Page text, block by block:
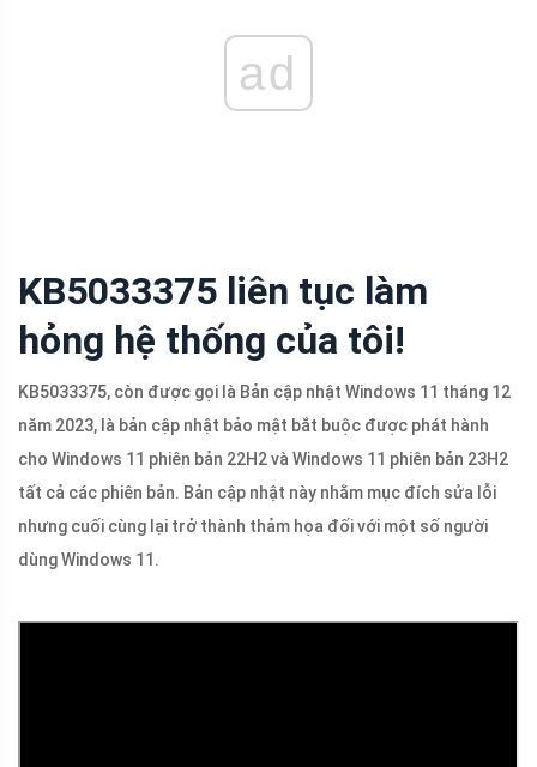
ad
KB5033375 liên tục làm
hỏng hệ thống của tôi!
KB5033375, còn được gọi là Bản cập nhật Windows 11 tháng 12
năm 2023, là bản cập nhật bảo mật bắt buộc được phát hành
cho Windows 11 phiên bản 22H2 và Windows 11 phiên bản 23H2
tất cả các phiên bản. Bản cập nhật này nhằm mục đích sửa lỗi
nhưng cuối cùng lại trở thành thảm họa đối với một số người
dùng Windows 11.